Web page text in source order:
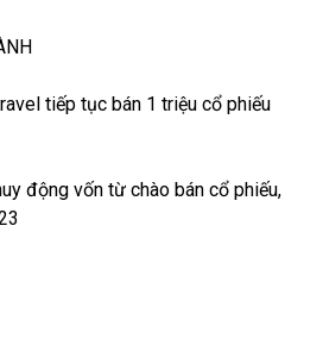
tiếp tục bán 1 triệu cổ phiếu
động vốn từ chào bán cổ phiếu,